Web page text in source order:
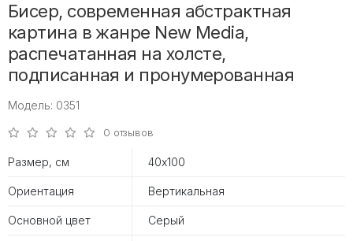
Бисер, современная абстрактная
картина в жанре New Media,
распечатанная на холсте,
подписанная и пронумерованная
Модель: 0351
0 отзывов
Размер, см 40х100
Ориентация Вертикальная
Основной цвет Серый